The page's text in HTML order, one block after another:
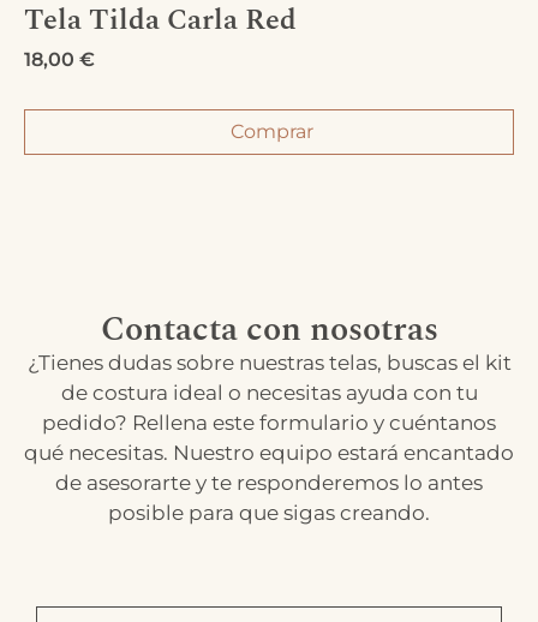
Tela Tilda Carla Red
18,00 €
Comprar
Contacta con nosotras
¿Tienes dudas sobre nuestras telas, buscas el kit
de costura ideal o necesitas ayuda con tu
pedido? Rellena este formulario y cuéntanos
qué necesitas. Nuestro equipo estará encantado
de asesorarte y te responderemos lo antes
posible para que sigas creando.